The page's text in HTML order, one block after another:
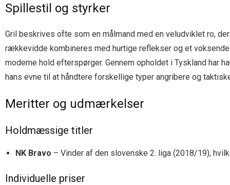
Spillestil og styrker
Gril beskrives ofte som en målmand med en veludviklet ro,
rækkevidde kombineres med hurtige reflekser og et
moderne hold efterspørger. Gennem opholdet i Tyskland har
hans evne til at håndtere forskellige typer angribere og
Meritter og udmærkelser
Holdmæssige titler
NK Bravo – Vinder af den slovenske 2. liga (2018/19),
Individuelle priser